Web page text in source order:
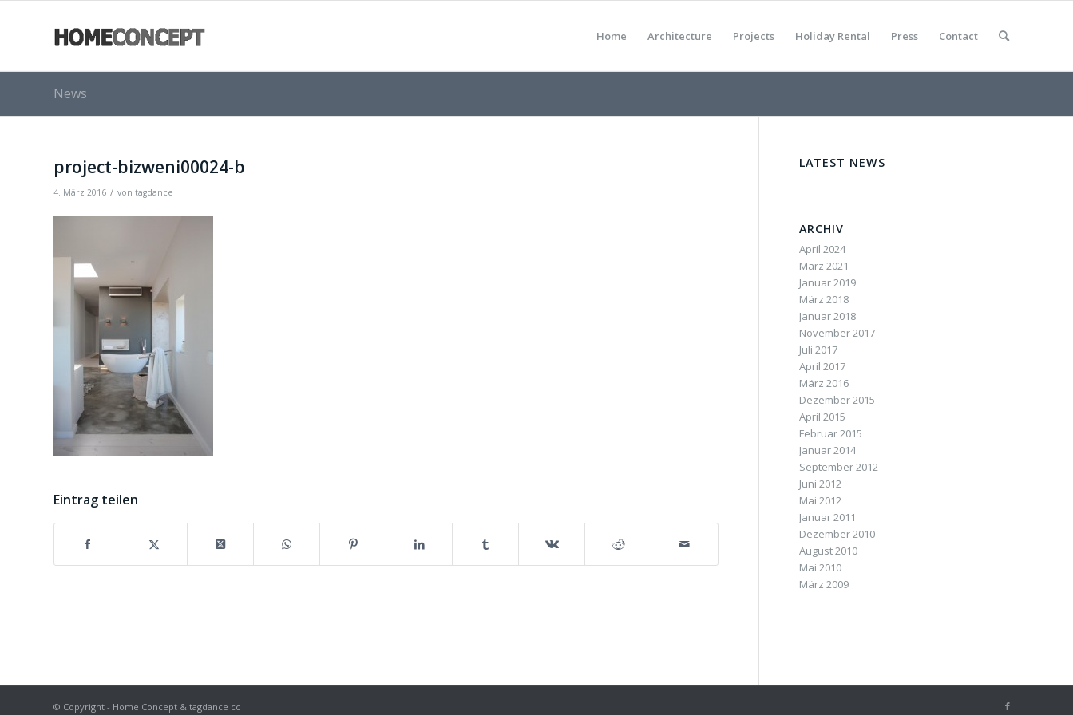
Home Architecture Projects Holiday Rental Press Contact
News
project-bizweni00024-b
4. März 2016 / von tagdance
Eintrag teilen
LATEST NEWS
ARCHIV
April 2024
März 2021
Januar 2019
März 2018
Januar 2018
November 2017
Juli 2017
April 2017
März 2016
Dezember 2015
April 2015
Februar 2015
Januar 2014
September 2012
Juni 2012
Mai 2012
Januar 2011
Dezember 2010
August 2010
Mai 2010
März 2009
© Copyright - Home Concept & tagdance cc